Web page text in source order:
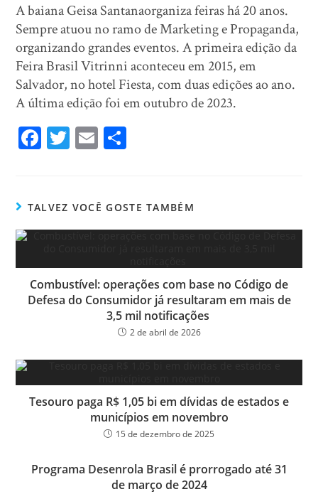
A baiana Geisa Santanaorganiza feiras há 20 anos.
Sempre atuou no ramo de Marketing e Propaganda,
organizando grandes eventos. A primeira edição da
Feira Brasil Vitrinni aconteceu em 2015, em
Salvador, no hotel Fiesta, com duas edições ao ano.
A última edição foi em outubro de 2023.
Fa
ok
T
er
E
TALVEZ VOCÊ GOSTE TAMBÉM
Combustível: operações com base no Código de
Defesa do Consumidor já resultaram em mais de
3,5 mil notificações
2 de abril de 2026
Tesouro paga R$ 1,05 bi em dívidas de estados e
municípios em novembro
15 de dezembro de 2025
Programa Desenrola Brasil é prorrogado até 31
de março de 2024